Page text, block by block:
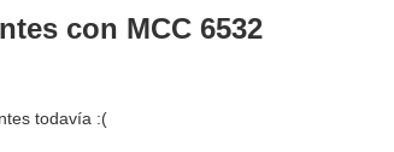
con MCC 6532
todavía :(